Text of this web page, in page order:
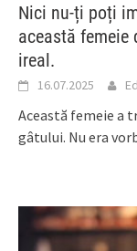
Nici nu-ți poți
această femeie
ireal.
16.07.2025
Această femeie a
gâtului. Nu era